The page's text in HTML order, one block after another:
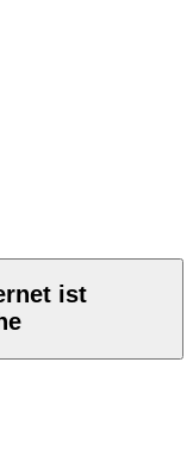
ist